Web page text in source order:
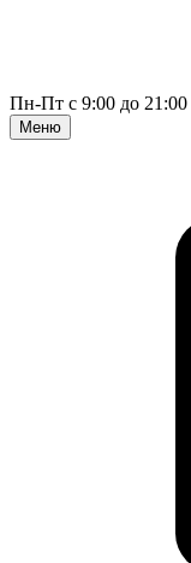
Пн-Пт с 9:00 до 21:00
Меню